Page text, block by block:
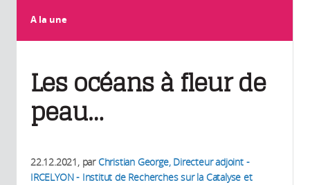
A la une
Les océans à fleur de
peau…
22.12.2021, parChristian George, Directeur adjoint -
IRCELYON - Institut de Recherches sur la Catalyse et